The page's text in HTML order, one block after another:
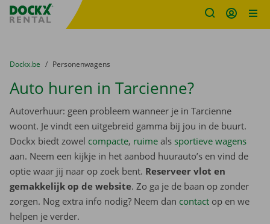
Fratello DEMO
U bevindt zich hier:
van
Dockx.be naar
Personenwagens
Auto huren in Tarcienne?
Autoverhuur: geen probleem wanneer je in Tarcienne
woont. Je vindt een uitgebreid gamma bij jou in de buurt.
Dockx biedt zowel compacte, ruime als sportieve wagens
aan. Neem een kijkje in het aanbod huurauto’s en vind de
optie waar jij naar op zoek bent. Reserveer vlot en
gemakkelijk op de website. Zo ga je de baan op zonder
zorgen. Nog extra info nodig? Neem dan contact op en we
helpen je verder.